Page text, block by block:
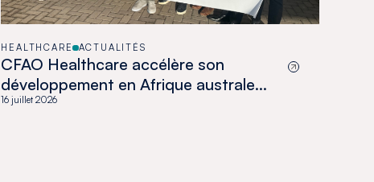
HEALTHCARE ACTUALITÉS
CFAO Healthcare accélère son
développement en Afrique australe
avec l’acquisition de Medswana au
16 juillet 2026